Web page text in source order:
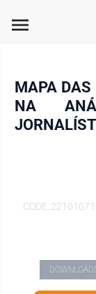
menu
MAPA DAS
NA
CODE: